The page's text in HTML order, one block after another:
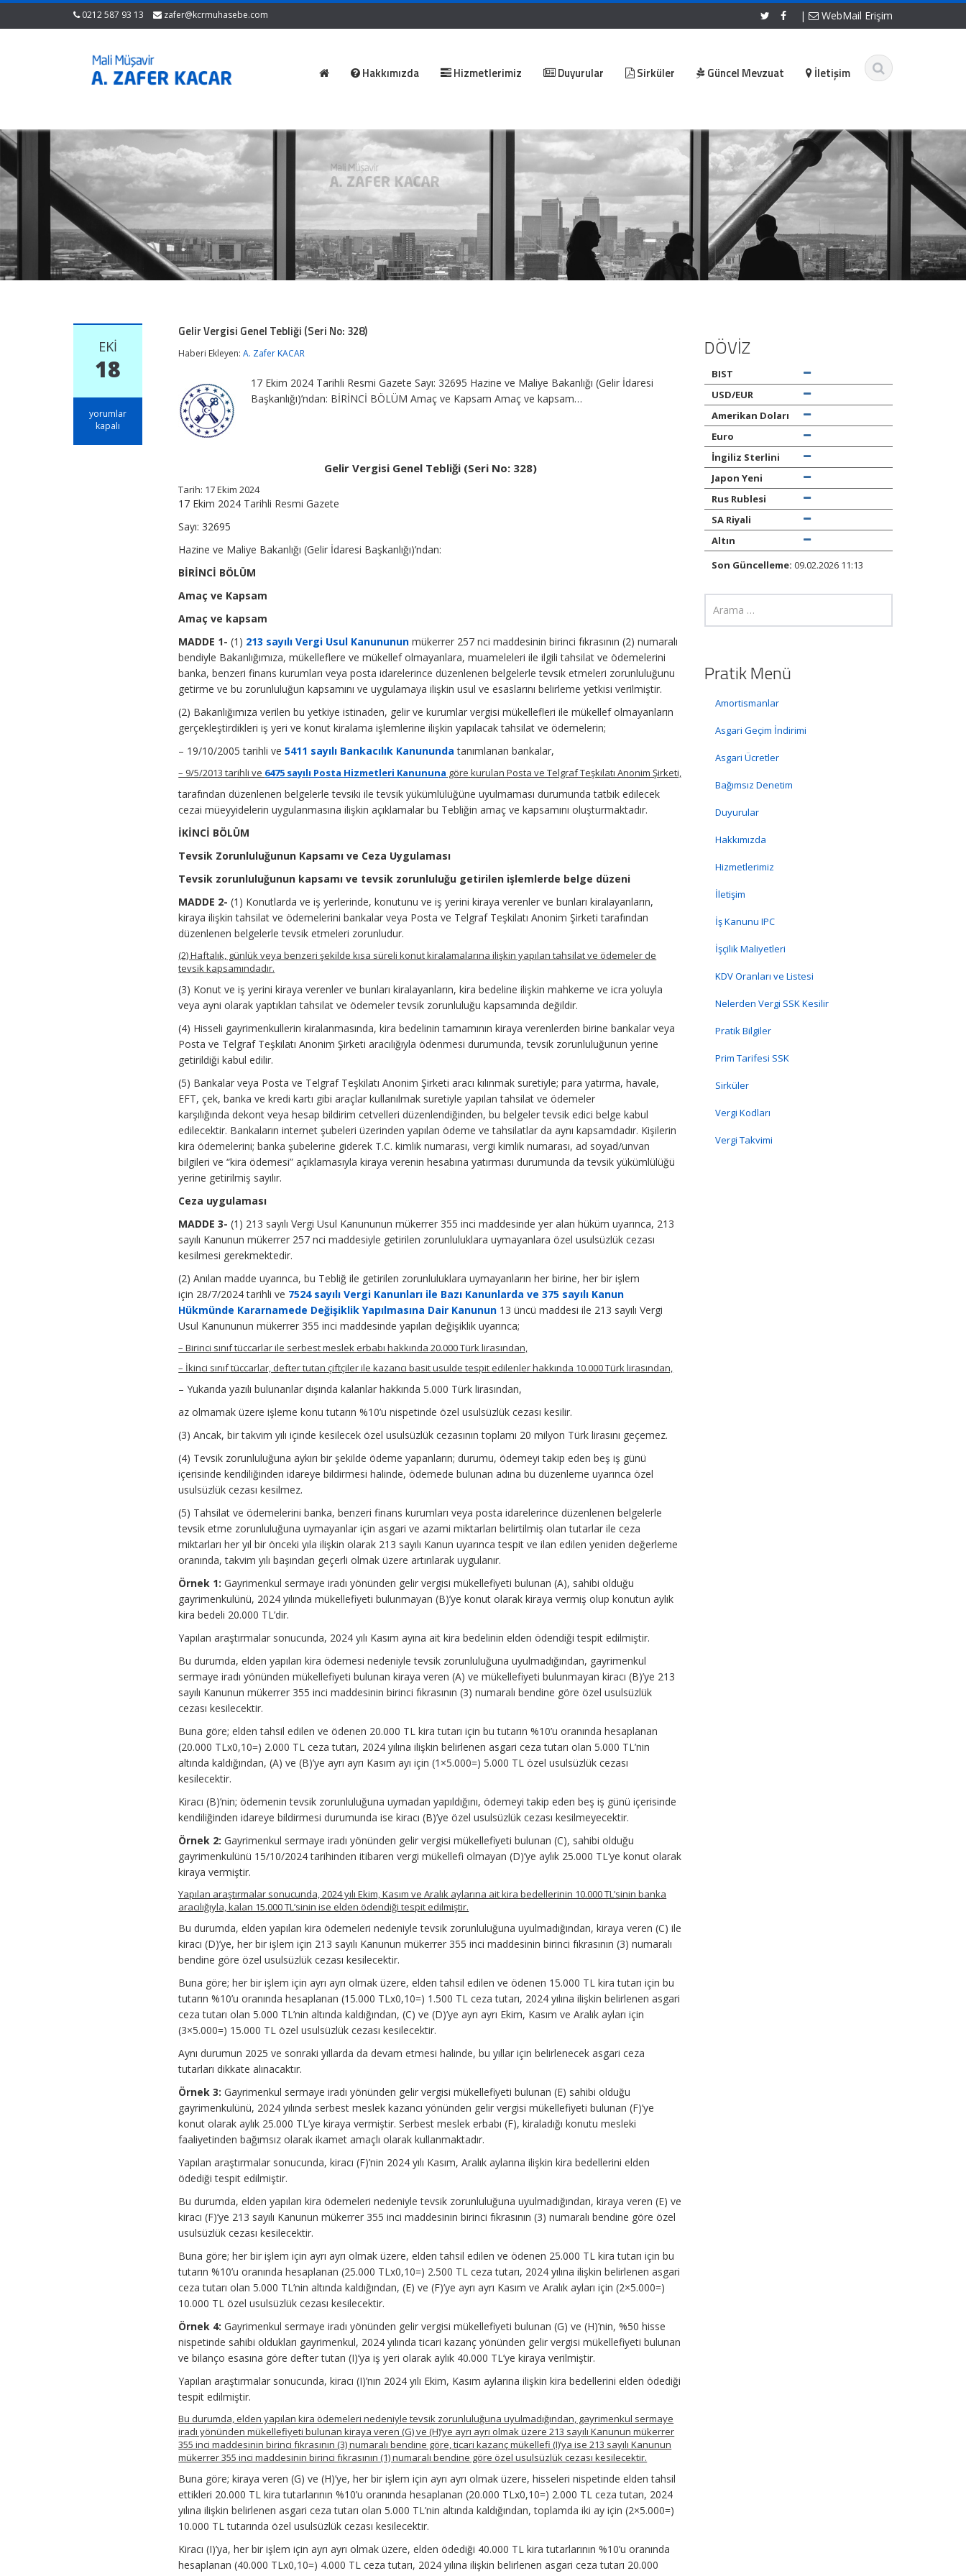
0212 587 93 13 zafer@kcrmuhasebe.com | WebMail Erişim
Hakkımızda Hizmetlerimiz Duyurular Sirküler Güncel Mevzuat İletişim
EKI
18
Gelir
Vergisi
yorumlar
kapalı
Gelir Vergisi Genel Tebliği (Seri No: 328)
Haberi Ekleyen:A. Zafer KACAR
17 Ekim 2024 Tarihli Resmi Gazete Sayı: 32695 Hazine ve Maliye Bakanlığı (Gelir İdaresi
Başkanlığı)’ndan: BİRİNCİ BÖLÜM Amaç ve Kapsam Amaç ve kapsam…
Gelir Vergisi Genel Tebliği (Seri No: 328)
Tarih: 17 Ekim 2024
17 Ekim 2024 Tarihli Resmi Gazete
Sayı: 32695
Hazine ve Maliye Bakanlığı (Gelir İdaresi Başkanlığı)’ndan:
BİRİNCİ BÖLÜM
Amaç ve Kapsam
Amaç ve kapsam
MADDE 1-(1) 213 sayılı Vergi Usul Kanununun mükerrer 257 nci maddesinin birinci fıkrasının (2) numaralı
bendiyle Bakanlığımıza, mükelleflere ve mükellef olmayanlara, muameleleri ile ilgili tahsilat ve ödemelerini
banka, benzeri finans kurumları veya posta idarelerince düzenlenen belgelerle tevsik etmeleri zorunluluğunu
getirme ve bu zorunluluğun kapsamını ve uygulamaya ilişkin usul ve esaslarını belirleme yetkisi verilmiştir.
(2) Bakanlığımıza verilen bu yetkiye istinaden, gelir ve kurumlar vergisi mükellefleri ile mükellef olmayanların
gerçekleştirdikleri iş yeri ve konut kiralama işlemlerine ilişkin yapılacak tahsilat ve ödemelerin;
– 19/10/2005 tarihli ve5411 sayılı Bankacılık Kanununda tanımlanan bankalar,
– 9/5/2013 tarihli ve 6475 sayılı Posta Hizmetleri Kanununa göre kurulan Posta ve Telgraf Teşkilatı Anonim Şirketi,
tarafından düzenlenen belgelerle tevsiki ile tevsik yükümlülüğüne uyulmaması durumunda tatbik edilecek
cezai müeyyidelerin uygulanmasına ilişkin açıklamalar bu Tebliğin amaç ve kapsamını oluşturmaktadır.
İKİNCİ BÖLÜM
Tevsik Zorunluluğunun Kapsamı ve Ceza Uygulaması
Tevsik zorunluluğunun kapsamı ve tevsik zorunluluğu getirilen işlemlerde belge düzeni
MADDE 2-(1) Konutlarda ve iş yerlerinde, konutunu ve iş yerini kiraya verenler ve bunları kiralayanların,
kiraya ilişkin tahsilat ve ödemelerini bankalar veya Posta ve Telgraf Teşkilatı Anonim Şirketi tarafından
düzenlenen belgelerle tevsik etmeleri zorunludur.
(2) Haftalık, günlük veya benzeri şekilde kısa süreli konut kiralamalarına ilişkin yapılan tahsilat ve ödemeler de
tevsik kapsamındadır.
(3) Konut ve iş yerini kiraya verenler ve bunları kiralayanların, kira bedeline ilişkin mahkeme ve icra yoluyla
veya ayni olarak yaptıkları tahsilat ve ödemeler tevsik zorunluluğu kapsamında değildir.
(4) Hisseli gayrimenkullerin kiralanmasında, kira bedelinin tamamının kiraya verenlerden birine bankalar veya
Posta ve Telgraf Teşkilatı Anonim Şirketi aracılığıyla ödenmesi durumunda, tevsik zorunluluğunun yerine
getirildiği kabul edilir.
(5) Bankalar veya Posta ve Telgraf Teşkilatı Anonim Şirketi aracı kılınmak suretiyle; para yatırma, havale,
EFT, çek, banka ve kredi kartı gibi araçlar kullanılmak suretiyle yapılan tahsilat ve ödemeler
karşılığında dekont veya hesap bildirim cetvelleri düzenlendiğinden, bu belgeler tevsik edici belge kabul
edilecektir. Bankaların internet şubeleri üzerinden yapılan ödeme ve tahsilatlar da aynı kapsamdadır. Kişilerin
kira ödemelerini; banka şubelerine giderek T.C. kimlik numarası, vergi kimlik numarası, ad soyad/unvan
bilgileri ve “kira ödemesi” açıklamasıyla kiraya verenin hesabına yatırması durumunda da tevsik yükümlülüğü
yerine getirilmiş sayılır.
Ceza uygulaması
MADDE 3-(1) 213 sayılı Vergi Usul Kanununun mükerrer 355 inci maddesinde yer alan hüküm uyarınca, 213
sayılı Kanunun mükerrer 257 nci maddesiyle getirilen zorunluluklara uymayanlara özel usulsüzlük cezası
kesilmesi gerekmektedir.
(2) Anılan madde uyarınca, bu Tebliğ ile getirilen zorunluluklara uymayanların her birine, her bir işlem
için 28/7/2024 tarihli ve 7524 sayılı Vergi Kanunları ile Bazı Kanunlarda ve 375 sayılı Kanun
Hükmünde Kararnamede Değişiklik Yapılmasına Dair Kanunun 13 üncü maddesi ile 213 sayılı Vergi
Usul Kanununun mükerrer 355 inci maddesinde yapılan değişiklik uyarınca;
– Birinci sınıf tüccarlar ile serbest meslek erbabı hakkında 20.000 Türk lirasından,
– İkinci sınıf tüccarlar, defter tutan çiftçiler ile kazancı basit usulde tespit edilenler hakkında 10.000 Türk lirasından,
– Yukarıda yazılı bulunanlar dışında kalanlar hakkında 5.000 Türk lirasından,
az olmamak üzere işleme konu tutarın %10’u nispetinde özel usulsüzlük cezası kesilir.
(3) Ancak, bir takvim yılı içinde kesilecek özel usulsüzlük cezasının toplamı 20 milyon Türk lirasını geçemez.
(4) Tevsik zorunluluğuna aykırı bir şekilde ödeme yapanların; durumu, ödemeyi takip eden beş iş günü
içerisinde kendiliğinden idareye bildirmesi halinde, ödemede bulunan adına bu düzenleme uyarınca özel
usulsüzlük cezası kesilmez.
(5) Tahsilat ve ödemelerini banka, benzeri finans kurumları veya posta idarelerince düzenlenen belgelerle
tevsik etme zorunluluğuna uymayanlar için asgari ve azami miktarları belirtilmiş olan tutarlar ile ceza
miktarları her yıl bir önceki yıla ilişkin olarak 213 sayılı Kanun uyarınca tespit ve ilan edilen yeniden değerleme
oranında, takvim yılı başından geçerli olmak üzere artırılarak uygulanır.
Örnek 1:Gayrimenkul sermaye iradı yönünden gelir vergisi mükellefiyeti bulunan (A), sahibi olduğu
gayrimenkulünü, 2024 yılında mükellefiyeti bulunmayan (B)’ye konut olarak kiraya vermiş olup konutun aylık
kira bedeli 20.000 TL’dir.
Yapılan araştırmalar sonucunda, 2024 yılı Kasım ayına ait kira bedelinin elden ödendiği tespit edilmiştir.
Bu durumda, elden yapılan kira ödemesi nedeniyle tevsik zorunluluğuna uyulmadığından, gayrimenkul
sermaye iradı yönünden mükellefiyeti bulunan kiraya veren (A) ve mükellefiyeti bulunmayan kiracı (B)’ye 213
sayılı Kanunun mükerrer 355 inci maddesinin birinci fıkrasının (3) numaralı bendine göre özel usulsüzlük
cezası kesilecektir.
Buna göre; elden tahsil edilen ve ödenen 20.000 TL kira tutarı için bu tutarın %10’u oranında hesaplanan
(20.000 TLx0,10=) 2.000 TL ceza tutarı, 2024 yılına ilişkin belirlenen asgari ceza tutarı olan 5.000 TL’nin
altında kaldığından, (A) ve (B)’ye ayrı ayrı Kasım ayı için (1×5.000=) 5.000 TL özel usulsüzlük cezası
kesilecektir.
Kiracı (B)’nin; ödemenin tevsik zorunluluğuna uymadan yapıldığını, ödemeyi takip eden beş iş günü içerisinde
kendiliğinden idareye bildirmesi durumunda ise kiracı (B)’ye özel usulsüzlük cezası kesilmeyecektir.
Örnek 2:Gayrimenkul sermaye iradı yönünden gelir vergisi mükellefiyeti bulunan (C), sahibi olduğu
gayrimenkulünü 15/10/2024 tarihinden itibaren vergi mükellefi olmayan (D)’ye aylık 25.000 TL’ye konut olarak
kiraya vermiştir.
Yapılan araştırmalar sonucunda, 2024 yılı Ekim, Kasım ve Aralık aylarına ait kira bedellerinin 10.000 TL’sinin banka
aracılığıyla, kalan 15.000 TL’sinin ise elden ödendiği tespit edilmiştir.
Bu durumda, elden yapılan kira ödemeleri nedeniyle tevsik zorunluluğuna uyulmadığından, kiraya veren (C) ile
kiracı (D)’ye, her bir işlem için 213 sayılı Kanunun mükerrer 355 inci maddesinin birinci fıkrasının (3) numaralı
bendine göre özel usulsüzlük cezası kesilecektir.
Buna göre; her bir işlem için ayrı ayrı olmak üzere, elden tahsil edilen ve ödenen 15.000 TL kira tutarı için bu
tutarın %10’u oranında hesaplanan (15.000 TLx0,10=) 1.500 TL ceza tutarı, 2024 yılına ilişkin belirlenen asgari
ceza tutarı olan 5.000 TL’nin altında kaldığından, (C) ve (D)’ye ayrı ayrı Ekim, Kasım ve Aralık ayları için
(3×5.000=) 15.000 TL özel usulsüzlük cezası kesilecektir.
Aynı durumun 2025 ve sonraki yıllarda da devam etmesi halinde, bu yıllar için belirlenecek asgari ceza
tutarları dikkate alınacaktır.
Örnek 3:Gayrimenkul sermaye iradı yönünden gelir vergisi mükellefiyeti bulunan (E) sahibi olduğu
gayrimenkulünü, 2024 yılında serbest meslek kazancı yönünden gelir vergisi mükellefiyeti bulunan (F)’ye
konut olarak aylık 25.000 TL’ye kiraya vermiştir. Serbest meslek erbabı (F), kiraladığı konutu mesleki
faaliyetinden bağımsız olarak ikamet amaçlı olarak kullanmaktadır.
Yapılan araştırmalar sonucunda, kiracı (F)’nin 2024 yılı Kasım, Aralık aylarına ilişkin kira bedellerini elden
ödediği tespit edilmiştir.
Bu durumda, elden yapılan kira ödemeleri nedeniyle tevsik zorunluluğuna uyulmadığından, kiraya veren (E) ve
kiracı (F)’ye 213 sayılı Kanunun mükerrer 355 inci maddesinin birinci fıkrasının (3) numaralı bendine göre özel
usulsüzlük cezası kesilecektir.
Buna göre; her bir işlem için ayrı ayrı olmak üzere, elden tahsil edilen ve ödenen 25.000 TL kira tutarı için bu
tutarın %10’u oranında hesaplanan (25.000 TLx0,10=) 2.500 TL ceza tutarı, 2024 yılına ilişkin belirlenen asgari
ceza tutarı olan 5.000 TL’nin altında kaldığından, (E) ve (F)’ye ayrı ayrı Kasım ve Aralık ayları için (2×5.000=)
10.000 TL özel usulsüzlük cezası kesilecektir.
Örnek 4:Gayrimenkul sermaye iradı yönünden gelir vergisi mükellefiyeti bulunan (G) ve (H)’nin, %50 hisse
nispetinde sahibi oldukları gayrimenkul, 2024 yılında ticari kazanç yönünden gelir vergisi mükellefiyeti bulunan
ve bilanço esasına göre defter tutan (I)’ya iş yeri olarak aylık 40.000 TL’ye kiraya verilmiştir.
Yapılan araştırmalar sonucunda, kiracı (I)’nın 2024 yılı Ekim, Kasım aylarına ilişkin kira bedellerini elden ödediği
tespit edilmiştir.
Bu durumda, elden yapılan kira ödemeleri nedeniyle tevsik zorunluluğuna uyulmadığından, gayrimenkul sermaye
iradı yönünden mükellefiyeti bulunan kiraya veren (G) ve (H)’ye ayrı ayrı olmak üzere 213 sayılı Kanunun mükerrer
355 inci maddesinin birinci fıkrasının (3) numaralı bendine göre, ticari kazanç mükellefi (I)’ya ise 213 sayılı Kanunun
mükerrer 355 inci maddesinin birinci fıkrasının (1) numaralı bendine göre özel usulsüzlük cezası kesilecektir.
Buna göre; kiraya veren (G) ve (H)’ye, her bir işlem için ayrı ayrı olmak üzere, hisseleri nispetinde elden tahsil
ettikleri 20.000 TL kira tutarlarının %10’u oranında hesaplanan (20.000 TLx0,10=) 2.000 TL ceza tutarı, 2024
yılına ilişkin belirlenen asgari ceza tutarı olan 5.000 TL’nin altında kaldığından, toplamda iki ay için (2×5.000=)
10.000 TL tutarında özel usulsüzlük cezası kesilecektir.
Kiracı (I)’ya, her bir işlem için ayrı ayrı olmak üzere, elden ödediği 40.000 TL kira tutarlarının %10’u oranında
hesaplanan (40.000 TLx0,10=) 4.000 TL ceza tutarı, 2024 yılına ilişkin belirlenen asgari ceza tutarı 20.000
DÖVİZ
BIST
USD/EUR
Amerikan Doları
Euro
İngiliz Sterlini
Japon Yeni
Rus Rublesi
SA Riyali
Altın
Son Güncelleme: 09.02.2026 11:13
Pratik Menü
Amortismanlar
Asgari Geçim İndirimi
Asgari Ücretler
Bağımsız Denetim
Duyurular
Hakkımızda
Hizmetlerimiz
İletişim
İş Kanunu IPC
İşçilik Maliyetleri
KDV Oranları ve Listesi
Nelerden Vergi SSK Kesilir
Pratik Bilgiler
Prim Tarifesi SSK
Sirküler
Vergi Kodları
Vergi Takvimi